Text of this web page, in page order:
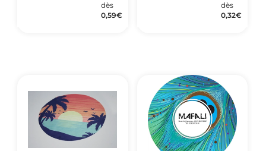
dès
0,59€
dès
0,32€